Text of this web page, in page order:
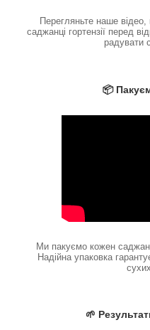
Перегляньте наше
саджанці гортензії перед
радувати
📦
Ми пакуємо кожен
Надійна упаковка
🌱